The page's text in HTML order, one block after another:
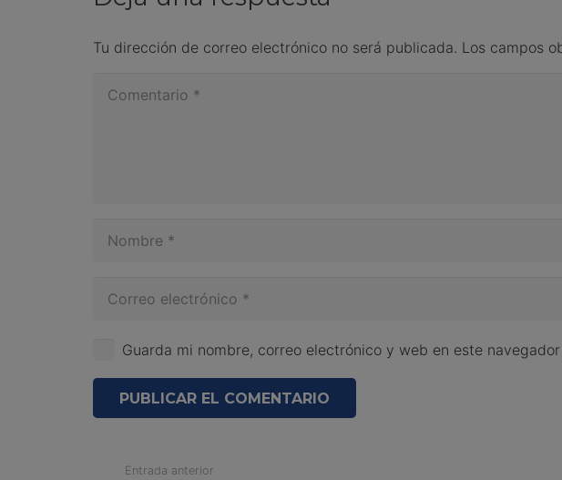
Tu dirección de correo electrónico no será publicada. Los campos
Guarda mi nombre, correo electrónico y web en este
PUBLICAR EL COMENTARIO
Entrada anterior